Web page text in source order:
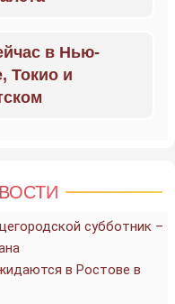
в Нью-
Токио и
субботник –
в Ростове в